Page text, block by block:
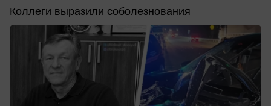
Коллеги выразили соболезнования